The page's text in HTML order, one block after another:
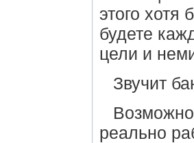
этого хотя
будете
цели и
Звучит
реально